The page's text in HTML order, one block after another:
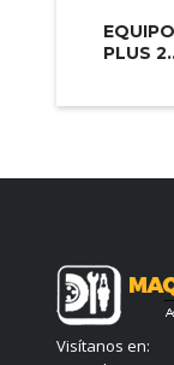
PLUS
Visítanos en: